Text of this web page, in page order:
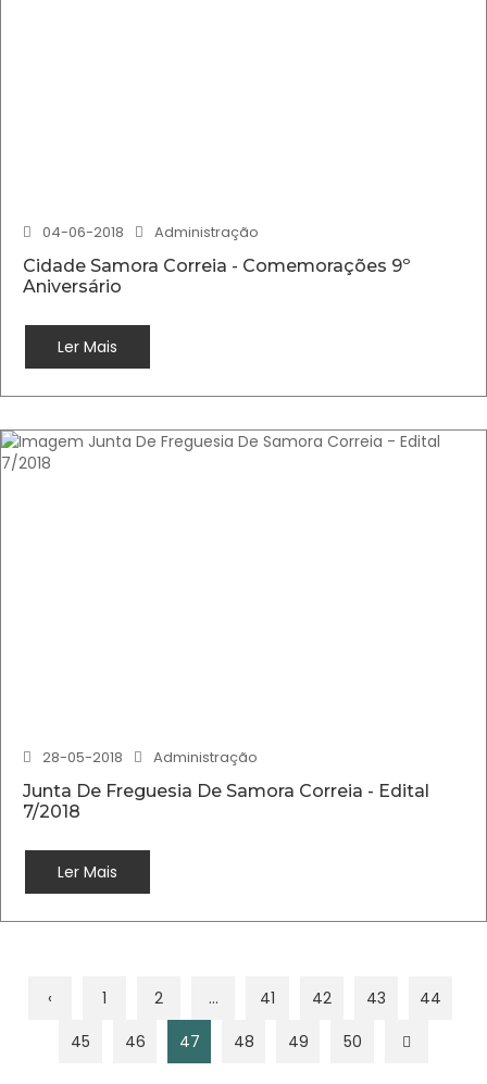
04-06-2018
Administração
Cidade Samora Correia - Comemorações 9º
Aniversário
Ler Mais
28-05-2018
Administração
Junta De Freguesia De Samora Correia - Edital
7/2018
Ler Mais
‹ 1 2 ... 41 42 43
44
45
46 47 48 49 50